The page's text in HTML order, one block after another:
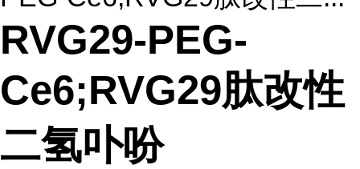
RVG29-PEG-
Ce6;RVG29肽改性
二氢卟吩